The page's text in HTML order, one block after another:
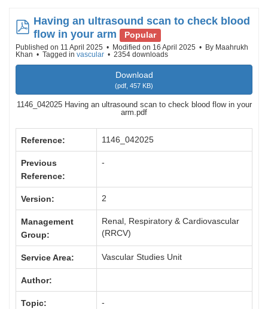
pdf
Having an ultrasound scan to check blood
flow in your arm
Popular
Published on 11 April 2025 Modified on 16 April 2025 By Maahrukh
Khan
Tagged in vascular 2354 downloads
Download
(pdf, 457 KB)
1146_042025 Having an ultrasound scan to check blood flow in your
arm.pdf
Reference: 1146_042025
Previous
Reference:
-
Version: 2
Management
Group:
Renal, Respiratory & Cardiovascular
(RRCV)
Service Area: Vascular Studies Unit
Author:
Topic: -